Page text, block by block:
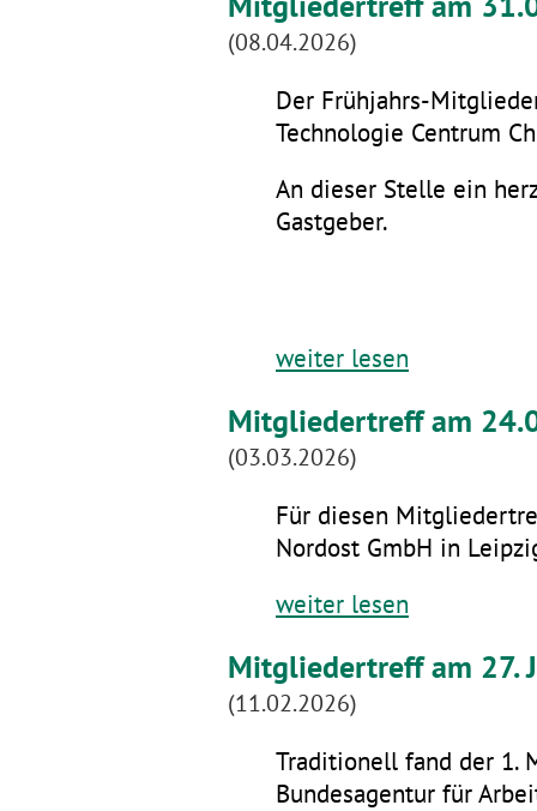
(08.04.2026)
Der Frühjahrs-
Technologie Centrum
An dieser Stelle ein
Gastgeber.
weiter lesen
Mitgliedertreff am
(03.03.2026)
Für diesen
Nordost GmbH in
weiter lesen
Mitgliedertreff am 27.
(11.02.2026)
Traditionell fand der 1.
Bundesagentur für